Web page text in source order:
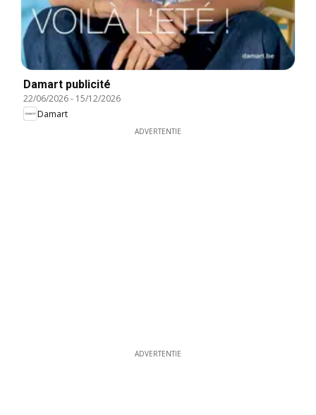
Damart publicité
22/06/2026- 15/12/2026
Damart
ADVERTENTIE
ADVERTENTIE